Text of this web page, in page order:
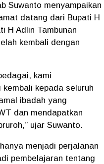
Suwanto menyampaikan
datang dari Bupati H
H Adlin Tambunan
kembali dengan
kami
kepada seluruh
ibadah yang
dan mendapatkan
ujar Suwanto.
menjadi perjalanan
pembelajaran tentang